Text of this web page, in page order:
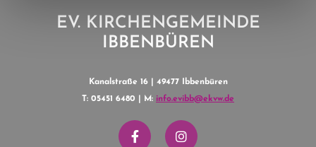
EV. KIRCHENGEMEINDE
IBBENBÜREN
Kanalstraße 16 | 49477 Ibbenbüren
T: 05451 6480 | M: info.evibb@ekvw.de